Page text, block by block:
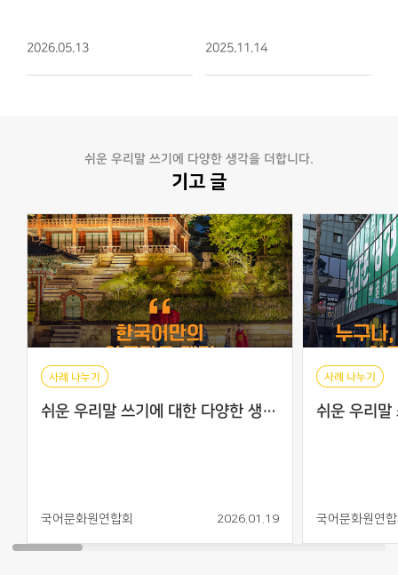
2026.05.13 2025.11.14
쉬운 우리말 쓰기에 다양한 생각을 더합니다.
기고 글
사례 나누기
쉬운 우리말 쓰기에 대한 다양한 생각들: 한국어만의 아름다운 매력
국어문화원연합회 2026.01.19
사례 나누기
국어문화원연